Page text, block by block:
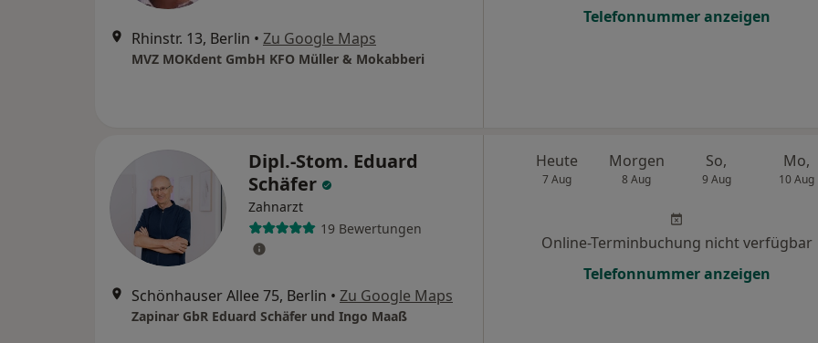
Rhinstr. 13, Berlin • Zu Google Maps
MVZ MOKdent GmbH KFO Müller & Mokabberi
Telefonnummer anzeigen
Dipl.-Stom. Eduard
Schäfer
Zahnarzt
19 Bewertungen
Schönhauser Allee 75, Berlin • Zu Google Maps
Zapinar GbR Eduard Schäfer und Ingo Maaß
Heute
7 Aug
Morgen
8 Aug
So,
9 Aug
Mo,
10 Aug
Online-Terminbuchung nicht verfügbar
Telefonnummer anzeigen